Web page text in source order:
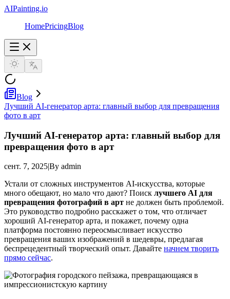
AIPainting.io
HomePricingBlog
Blog
Лучший AI-генератор арта: главный выбор для превращения
фото в арт
Лучший AI-генератор арта: главный выбор для
превращения фото в арт
сент. 7, 2025|By admin
Устали от сложных инструментов AI-искусства, которые
много обещают, но мало что дают? Поиск лучшего AI для
превращения фотографий в арт не должен быть проблемой.
Это руководство подробно расскажет о том, что отличает
хороший AI-генератор арта, и покажет, почему одна
платформа постоянно переосмысливает искусство
превращения ваших изображений в шедевры, предлагая
беспрецедентный творческий опыт. Давайте начнем творить
прямо сейчас.